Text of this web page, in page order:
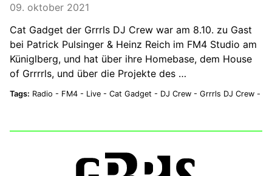
09. oktober 2021
Cat Gadget der Grrrls DJ Crew war am 8.10. zu Gast
bei Patrick Pulsinger & Heinz Reich im FM4 Studio am
Küniglberg, und hat über ihre Homebase, dem House
of Grrrrls, und über die Projekte des …
Tags: Radio - FM4 - Live - Cat Gadget - DJ Crew - Grrrls DJ Crew -